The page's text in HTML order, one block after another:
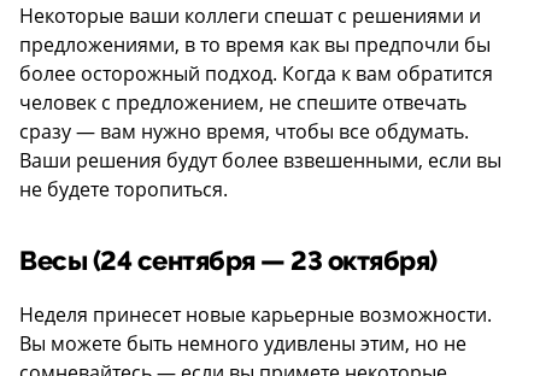
Некоторые ваши коллеги спешат с решениями и
предложениями, в то время как вы предпочли бы
более осторожный подход. Когда к вам обратится
человек с предложением, не спешите отвечать
сразу — вам нужно время, чтобы все обдумать.
Ваши решения будут более взвешенными, если вы
не будете торопиться.
Весы (24 сентября — 23 октября)
Неделя принесет новые карьерные возможности.
Вы можете быть немного удивлены этим, но не